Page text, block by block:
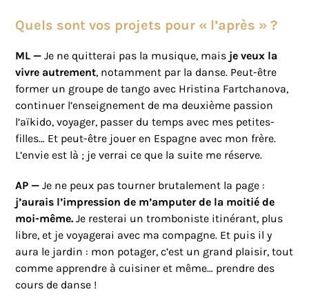
Quels sont vos projets pour « l’après » ?
ML — Je ne quitterai pas la musique, mais je veux la
vivre autrement, notamment par la danse. Peut-être
former un groupe de tango avec Hristina Fartchanova,
continuer l’enseignement de ma deuxième passion
l’aïkido, voyager, passer du temps avec mes petites-
filles… Et peut-être jouer en Espagne avec mon frère.
L’envie est là ; je verrai ce que la suite me réserve.
AP — Je ne peux pas tourner brutalement la page :
j’aurais l’impression de m’amputer de la moitié de
moi-même. Je resterai un tromboniste itinérant, plus
libre, et je voyagerai avec ma compagne. Et puis il y
aura le jardin : mon potager, c’est un grand plaisir, tout
comme apprendre à cuisiner et même… prendre des
cours de danse !